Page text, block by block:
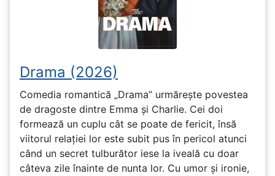
Drama (2026)
Comedia romantică „Drama” urmărește povestea
de dragoste dintre Emma și Charlie. Cei doi
formează un cuplu cât se poate de fericit, însă
viitorul relației lor este subit pus în pericol atunci
când un secret tulburător iese la iveală cu doar
câteva zile înainte de nunta lor. Cu umor și ironie,